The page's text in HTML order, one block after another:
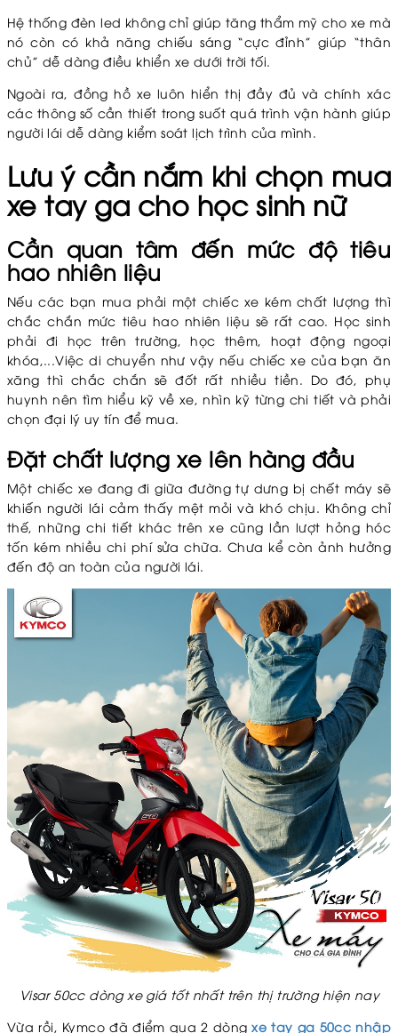
Hệ thống đèn led không chỉ giúp tăng thẩm mỹ cho xe mà
nó còn có khả năng chiếu sáng “cực đỉnh” giúp “thân
chủ” dễ dàng điều khiển xe dưới trời tối.
Ngoài ra, đồng hồ xe luôn hiển thị đầy đủ và chính xác
các thông số cần thiết trong suốt quá trình vận hành giúp
người lái dễ dàng kiểm soát lịch trình của mình.
Lưu ý cần nắm khi chọn mua
xe tay ga cho học sinh nữ
Cần quan tâm đến mức độ tiêu
hao nhiên liệu
Nếu các bạn mua phải một chiếc xe kém chất lượng thì
chắc chắn mức tiêu hao nhiên liệu sẽ rất cao. Học sinh
phải đi học trên trường, học thêm, hoạt động ngoại
khóa,...Việc di chuyển như vậy nếu chiếc xe của bạn ăn
xăng thì chắc chắn sẽ đốt rất nhiều tiền. Do đó, phụ
huynh nên tìm hiểu kỹ về xe, nhìn kỹ từng chi tiết và phải
chọn đại lý uy tín để mua.
Đặt chất lượng xe lên hàng đầu
Một chiếc xe đang đi giữa đường tự dưng bị chết máy sẽ
khiến người lái cảm thấy mệt mỏi và khó chịu. Không chỉ
thế, những chi tiết khác trên xe cũng lần lượt hỏng hóc
tốn kém nhiều chi phí sửa chữa. Chưa kể còn ảnh hưởng
đến độ an toàn của người lái.
Visar 50cc dòng xe giá tốt nhất trên thị trường hiện nay
Vừa rồi, Kymco đã điểm qua 2 dòngxe tay ga 50cc nhập